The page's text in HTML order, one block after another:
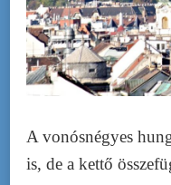
A vonósnégyes
is, de a kettő